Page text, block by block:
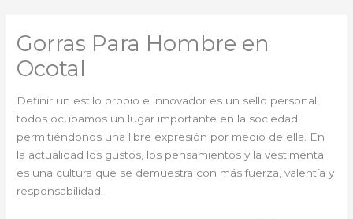
Gorras Para Hombre en
Ocotal
Definir un estilo propio e innovador es un sello personal,
todos ocupamos un lugar importante en la sociedad
permitiéndonos una libre expresión por medio de ella. En
la actualidad los gustos, los pensamientos y la vestimenta
es una cultura que se demuestra con más fuerza, valentía y
responsabilidad.